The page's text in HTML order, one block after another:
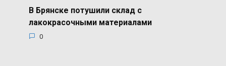
В Брянске потушили склад с
лакокрасочными материалами
0